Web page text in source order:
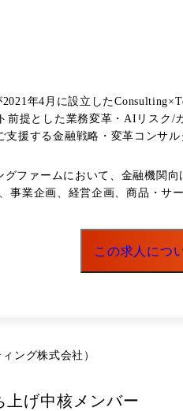
年4月に設立した
提とした業務変革・AIリスク
援する金融戦略・変革コンサ
における業務BPR、To-Be業務
定など) ・デジタルチャネル
ョン力を活かしたクロスボー
など) ・AI・クラウド・ブロ
可能(PM/Techキャリアの選択も可能) ●タイ
ファームにおいて、金融機関
業企画、経営企画、商品・サ
この求人につ
ング株式会社）
げ中核メンバー